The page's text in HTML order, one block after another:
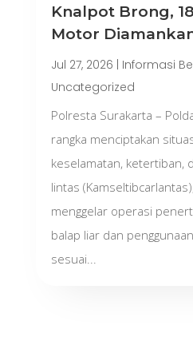
Knalpot Brong,
Motor
Jul 27, 2026 | Informasi
Uncategorized
Polresta Surakarta –
rangka menciptakan
keselamatan, ketertiban,
lintas
menggelar operasi
balap liar dan
sesuai...